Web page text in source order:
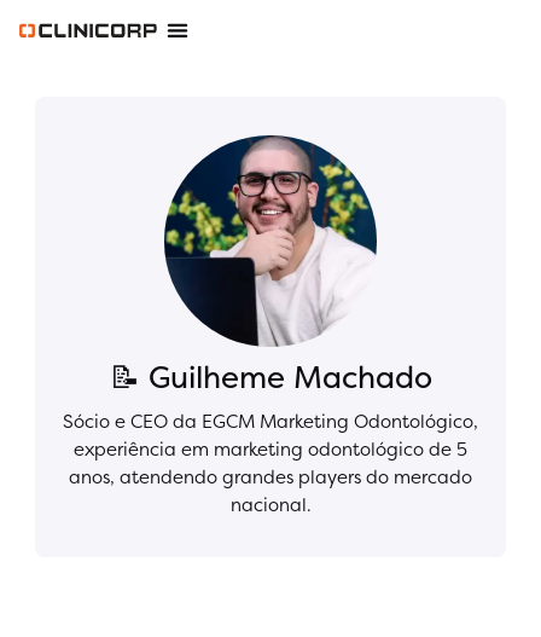
📝 Guilheme Machado
Sócio e CEO da EGCM Marketing Odontológico,
experiência em marketing odontológico de 5
anos, atendendo grandes players do mercado
nacional.